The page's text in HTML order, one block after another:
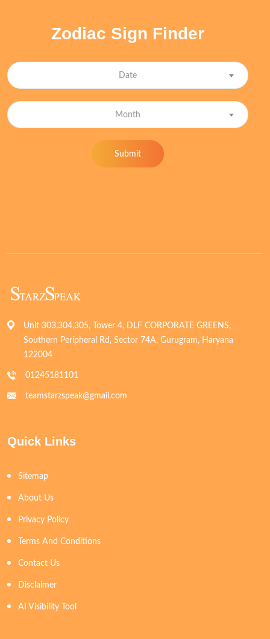
Zodiac Sign Finder
Date
Month
Submit
Unit 303,304,305, Tower 4, DLF CORPORATE GREENS,
Southern Peripheral Rd, Sector 74A, Gurugram, Haryana
122004
01245181101
teamstarzspeak@gmail.com
Quick Links
Sitemap
About Us
Privacy Policy
Terms And Conditions
Contact Us
Disclaimer
AI Visibility Tool